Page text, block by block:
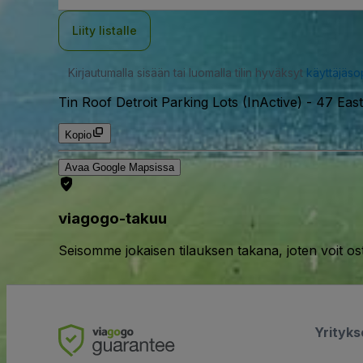
Liity listalle
Kirjautumalla sisään tai luomalla tilin hyväksyt
Tin Roof Detroit Parking Lots (InActive) - 47
Kopio
Avaa Google Mapsissa
viagogo-takuu
Seisomme jokaisen tilauksen takana, joten voit